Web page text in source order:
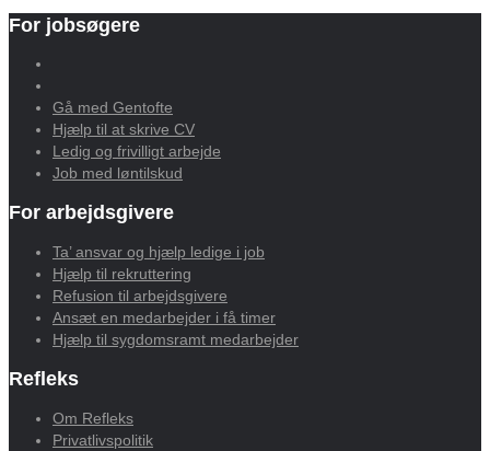
For jobsøgere
Gå med Gentofte
Hjælp til at skrive CV
Ledig og frivilligt arbejde
Job med løntilskud
For arbejdsgivere
Ta’ ansvar og hjælp ledige i job
Hjælp til rekruttering
Refusion til arbejdsgivere
Ansæt en medarbejder i få timer
Hjælp til sygdomsramt medarbejder
Refleks
Om Refleks
Privatlivspolitik